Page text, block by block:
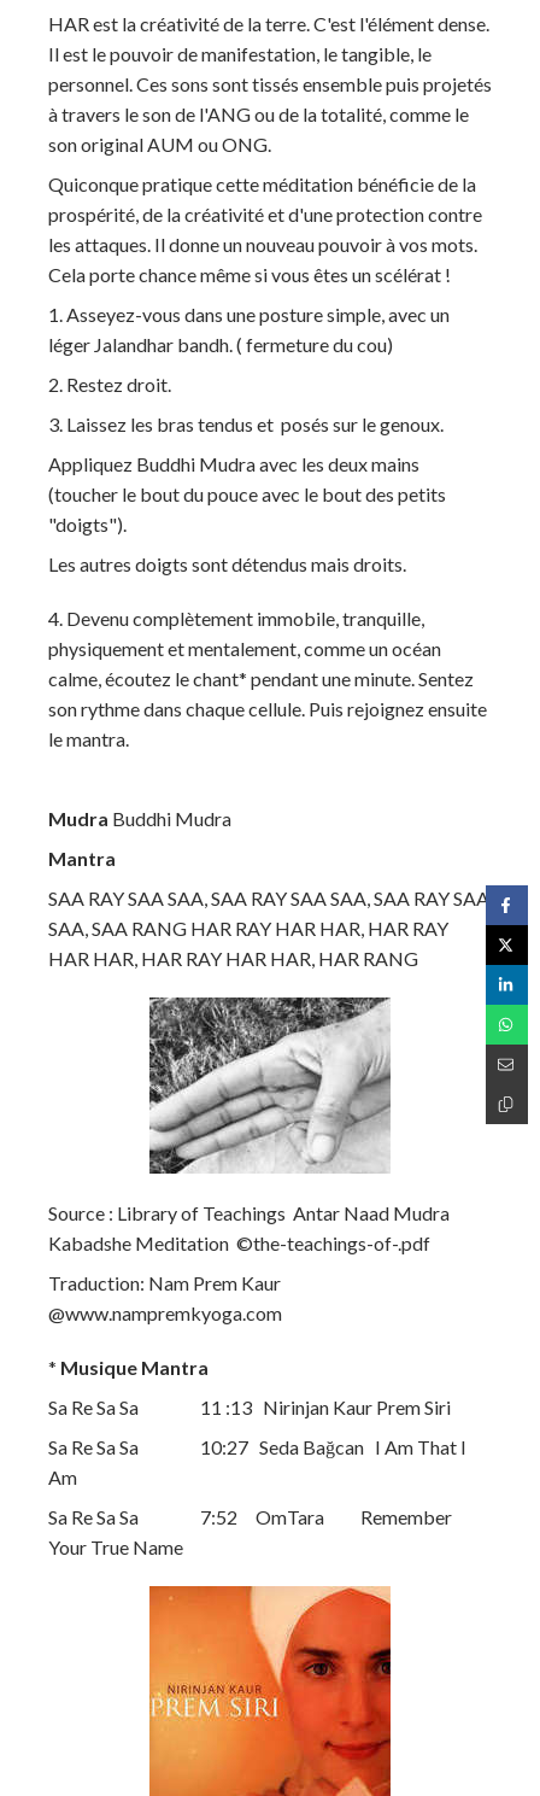
HAR est la créativité de la terre. C'est l'élément dense.
Il est le pouvoir de manifestation, le tangible, le
personnel. Ces sons sont tissés ensemble puis projetés
à travers le son de l'ANG ou de la totalité, comme le
son original AUM ou ONG.
Quiconque pratique cette méditation bénéficie de la
prospérité, de la créativité et d'une protection contre
les attaques. Il donne un nouveau pouvoir à vos mots.
Cela porte chance même si vous êtes un scélérat !
1. Asseyez-vous dans une posture simple, avec un
léger Jalandhar bandh. ( fermeture du cou)
2. Restez droit.
3. Laissez les bras tendus et posés sur le genoux.
Appliquez Buddhi Mudra avec les deux mains
(toucher le bout du pouce avec le bout des petits
"doigts").
Les autres doigts sont détendus mais droits.
4. Devenu complètement immobile, tranquille,
physiquement et mentalement, comme un océan
calme, écoutez le chant* pendant une minute. Sentez
son rythme dans chaque cellule. Puis rejoignez ensuite
le mantra.
Mudra Buddhi Mudra
Mantra
SAA RAY SAA SAA, SAA RAY SAA SAA, SAA RAY SAA
SAA, SAA RANG HAR RAY HAR HAR, HAR RAY
HAR HAR, HAR RAY HAR HAR, HAR RANG
Source : Library of Teachings Antar Naad Mudra
Kabadshe Meditation ©the-teachings-of-.pdf
Traduction: Nam Prem Kaur
@www.nampremkyoga.com
* Musique Mantra
Sa Re Sa Sa 11 :13 Nirinjan Kaur Prem Siri
Sa Re Sa Sa 10:27 Seda Bağcan I Am That I
Am
Sa Re Sa Sa 7:52 OmTara Remember
Your True Name